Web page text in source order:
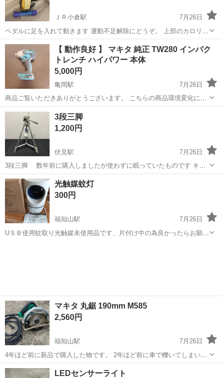
ＪＲ小倉駅
7月26日
ペダルに足を入れて動きます 運動不足解除にどうぞ。 上部のカロリー
カウンターはたぶん不可ですが、 写真にアップした部分は、普通に使
えます 7月27日までの出品
京都 宇治市 ＪＲ小倉駅 その他
【 動作良好 】 マキタ 純正 TW280 インパク
トレンチ ハイパワー 本体
5,000円
亀岡駅
7月26日
商品ご覧いただきありがとうございます。 こちらの商品環境変化に伴
い出品しております。 こちらの商品写真でもご確認頂けますように、
18Vバッテリーも装着可能で非常にハイパワー仕様となっておりま
す。 元々14.4V仕様ですが、1...
京都 亀岡市 亀岡駅
3段三脚
1,200円
伏見駅
7月26日
3段三脚 数年前に購入しましたが使わずに眠っていたものです キャ
リングケース付き
京都 京都市 伏見駅 その他
光触媒蚊灯
300円
福知山駅
7月26日
UＳＢ使用蚊取り光触媒未使用品です、片付け中の為良かったらお願い
マキタ 丸鋸 190mm M585
2,560円
福知山駅
7月26日
4年ほど前に新品で購入した物です。 2年ほど前に車で轢いてしまいベ
ース部分が一部割れてしまっています、その影響で切込深さを調整す
る箇所が少し曲がっていて深さ調整が少し固くてやりにくくなってい
京都 福知山市 福知山駅 その他
LEDセンサーライト